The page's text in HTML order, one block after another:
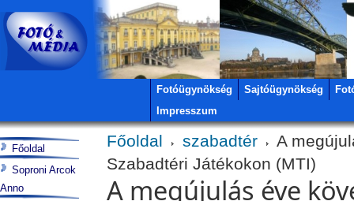
Fotóügynökség Sajtóügynökség
Impresszum
Főoldal szabadtér
A
Szabadtéri Játékokon (MTI)
A megújulás éve
Főoldal
Soproni Arcok
Anno